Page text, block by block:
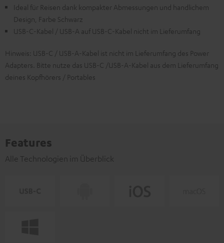
Ideal für Reisen dank kompakter Abmessungen und handlichem
Design, Farbe Schwarz
USB-C-Kabel / USB-A auf USB-C-Kabel nicht im Lieferumfang
Hinweis: USB-C / USB-A-Kabel ist nicht im Lieferumfang des Power
Adapters. Bitte nutze das USB-C /USB-A-Kabel aus dem Lieferumfang
deines Kopfhörers / Portables
Features
Alle Technologien im Überblick